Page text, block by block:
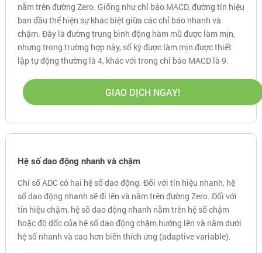
nằm trên đường Zero. Giống như chỉ báo MACD, đường tín hiệu
ban đầu thể hiện sự khác biệt giữa các chỉ báo nhanh và
chậm. Đây là đường trung bình động hàm mũ được làm mịn,
nhưng trong trường hợp này, số kỳ được làm mịn được thiết
lập tự động thường là 4, khác với trong chỉ báo MACD là 9.
GIAO DỊCH NGAY!
Hệ số dao động nhanh và chậm
Chỉ số ADC có hai hệ số dao động. Đối với tín hiệu nhanh, hệ
số dao động nhanh sẽ đi lên và nằm trên đường Zero. Đối với
tín hiệu chậm, hệ số dao động nhanh nằm trên hệ số chậm
hoặc độ dốc của hệ số dao động chậm hướng lên và nằm dưới
hệ số nhanh và cao hơn biến thích ứng (adaptive variable).